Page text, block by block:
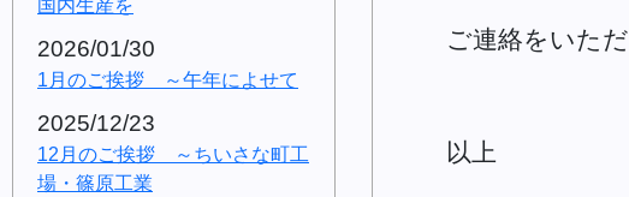
国内生産を
2026/01/30
1月のご挨拶 ～午年によせて
2025/12/23
12月のご挨拶 ～ちいさな町工
場・篠原工業
ご連絡をいただ
以上